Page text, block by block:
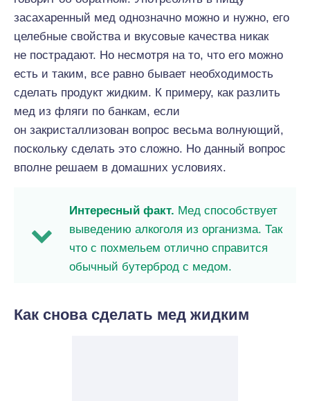
засахаренный мед однозначно можно и нужно, его
целебные свойства и вкусовые качества никак
не пострадают. Но несмотря на то, что его можно
есть и таким, все равно бывает необходимость
сделать продукт жидким. К примеру, как разлить
мед из фляги по банкам, если
он закристаллизован вопрос весьма волнующий,
поскольку сделать это сложно. Но данный вопрос
вполне решаем в домашних условиях.
Интересный факт. Мед способствует
выведению алкоголя из организма. Так
что с похмельем отлично справится
обычный бутерброд с медом.
Как снова сделать мед жидким